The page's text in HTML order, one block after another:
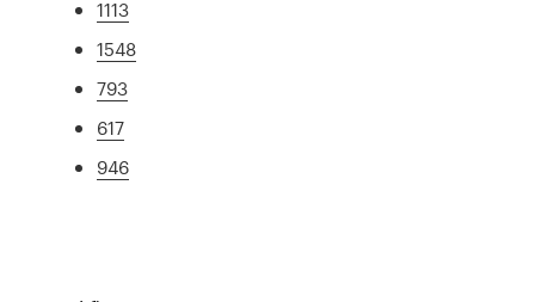
1113
1548
793
617
946